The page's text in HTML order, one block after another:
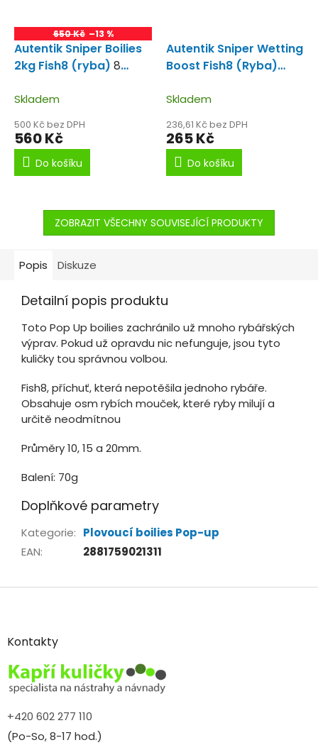
650 Kč –13 %
Autentik Sniper Boilies
2kg Fish8 (ryba) 8
Skladem
500 Kč bez DPH
560 Kč
Do košíku
Autentik Sniper Wetting
Boost Fish8 (Ryba)
Skladem
236,61 Kč bez DPH
265 Kč
Do košíku
ZOBRAZIT VŠECHNY SOUVISEJÍCÍ PRODUKTY
Popis Diskuze
Detailní popis produktu
Toto Pop Up boilies zachránilo už mnoho rybářských
výprav. Pokud už opravdu nic nefunguje, jsou tyto
kuličky tou správnou volbou.
Fish8, příchuť, která nepotěšila jednoho rybáře.
Obsahuje osm rybích mouček, které ryby milují a
určitě neodmítnou
Průměry 10, 15 a 20mm.
Balení: 70g
Doplňkové parametry
Kategorie: Plovoucí boilies Pop-up
EAN: 2881759021311
Z
aKontakty
+420 602 277 110
(Po-So, 8-17 hod.)